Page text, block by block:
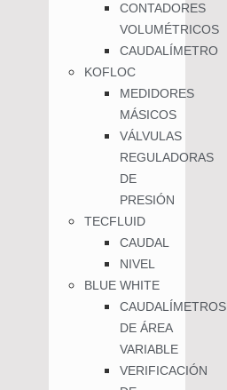
CONTADORES
VOLUMÉTRICOS
CAUDALÍMETRO
KOFLOC
MEDIDORES
MÁSICOS
VÁLVULAS
REGULADORAS
DE
PRESIÓN
TECFLUID
CAUDAL
NIVEL
BLUE WHITE
CAUDALÍMETROS
DE ÁREA
VARIABLE
VERIFICACIÓN